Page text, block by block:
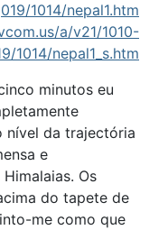
019/1014/nepal1.htm
a/v21/1010-
1014/nepal1_s.htm
minutos eu
nível da trajectória
e
Os
do tapete de
me como que